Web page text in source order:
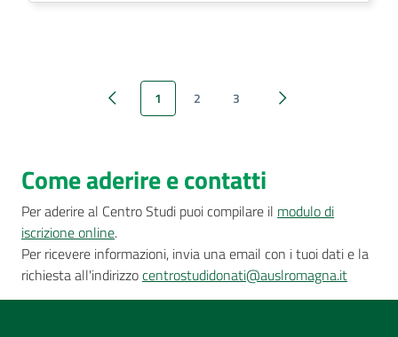
Pagina precedente
1 2 3 Pagina successiva
Come aderire e contatti
Per aderire al Centro Studi puoi compilare il modulo di
iscrizione online.
Per ricevere informazioni, invia una email con i tuoi dati e la
richiesta all'indirizzocentrostudidonati@auslromagna.it